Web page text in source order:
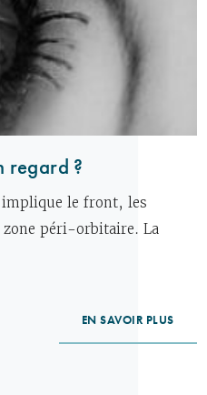
regard ?
le front, les
péri-orbitaire. La
EN SAVOIR PLUS